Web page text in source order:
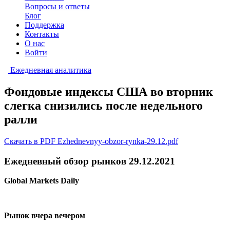
Вопросы и ответы
Блог
Поддержка
Контакты
О нас
Войти
Ежедневная аналитика
Фондовые индексы США во вторник
слегка снизились после недельного
ралли
Скачать в PDF Ezhednevnyy-obzor-rynka-29.12.pdf
Ежедневный обзор рынков 29.12.2021
Global Markets Daily
Рынок вчера вечером